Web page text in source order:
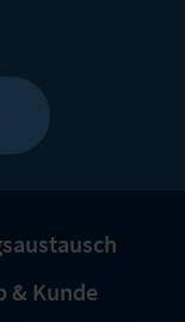
& Kunde